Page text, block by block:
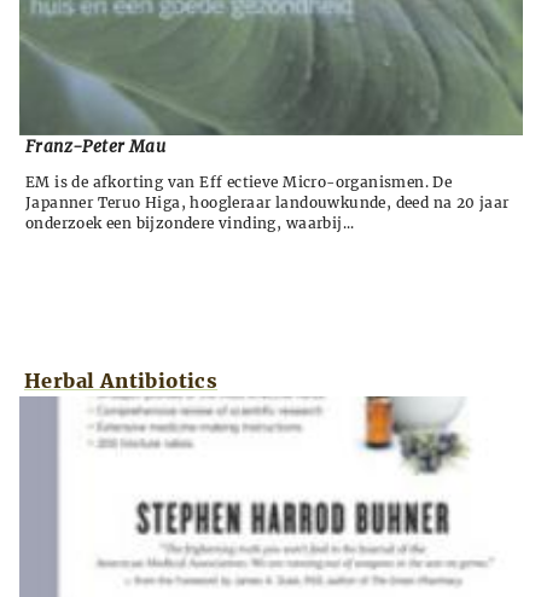
Franz-Peter Mau
EM is de afkorting van Eff ectieve Micro-organismen. De
Japanner Teruo Higa, hoogleraar landouwkunde, deed na 20 jaar
onderzoek een bijzondere vinding, waarbij...
Herbal Antibiotics